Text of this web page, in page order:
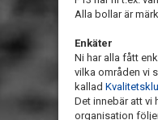
Alla bollar är
Enkäter
Ni har alla fått
vilka områden vi
kallad
Det innebär att vi
organisation